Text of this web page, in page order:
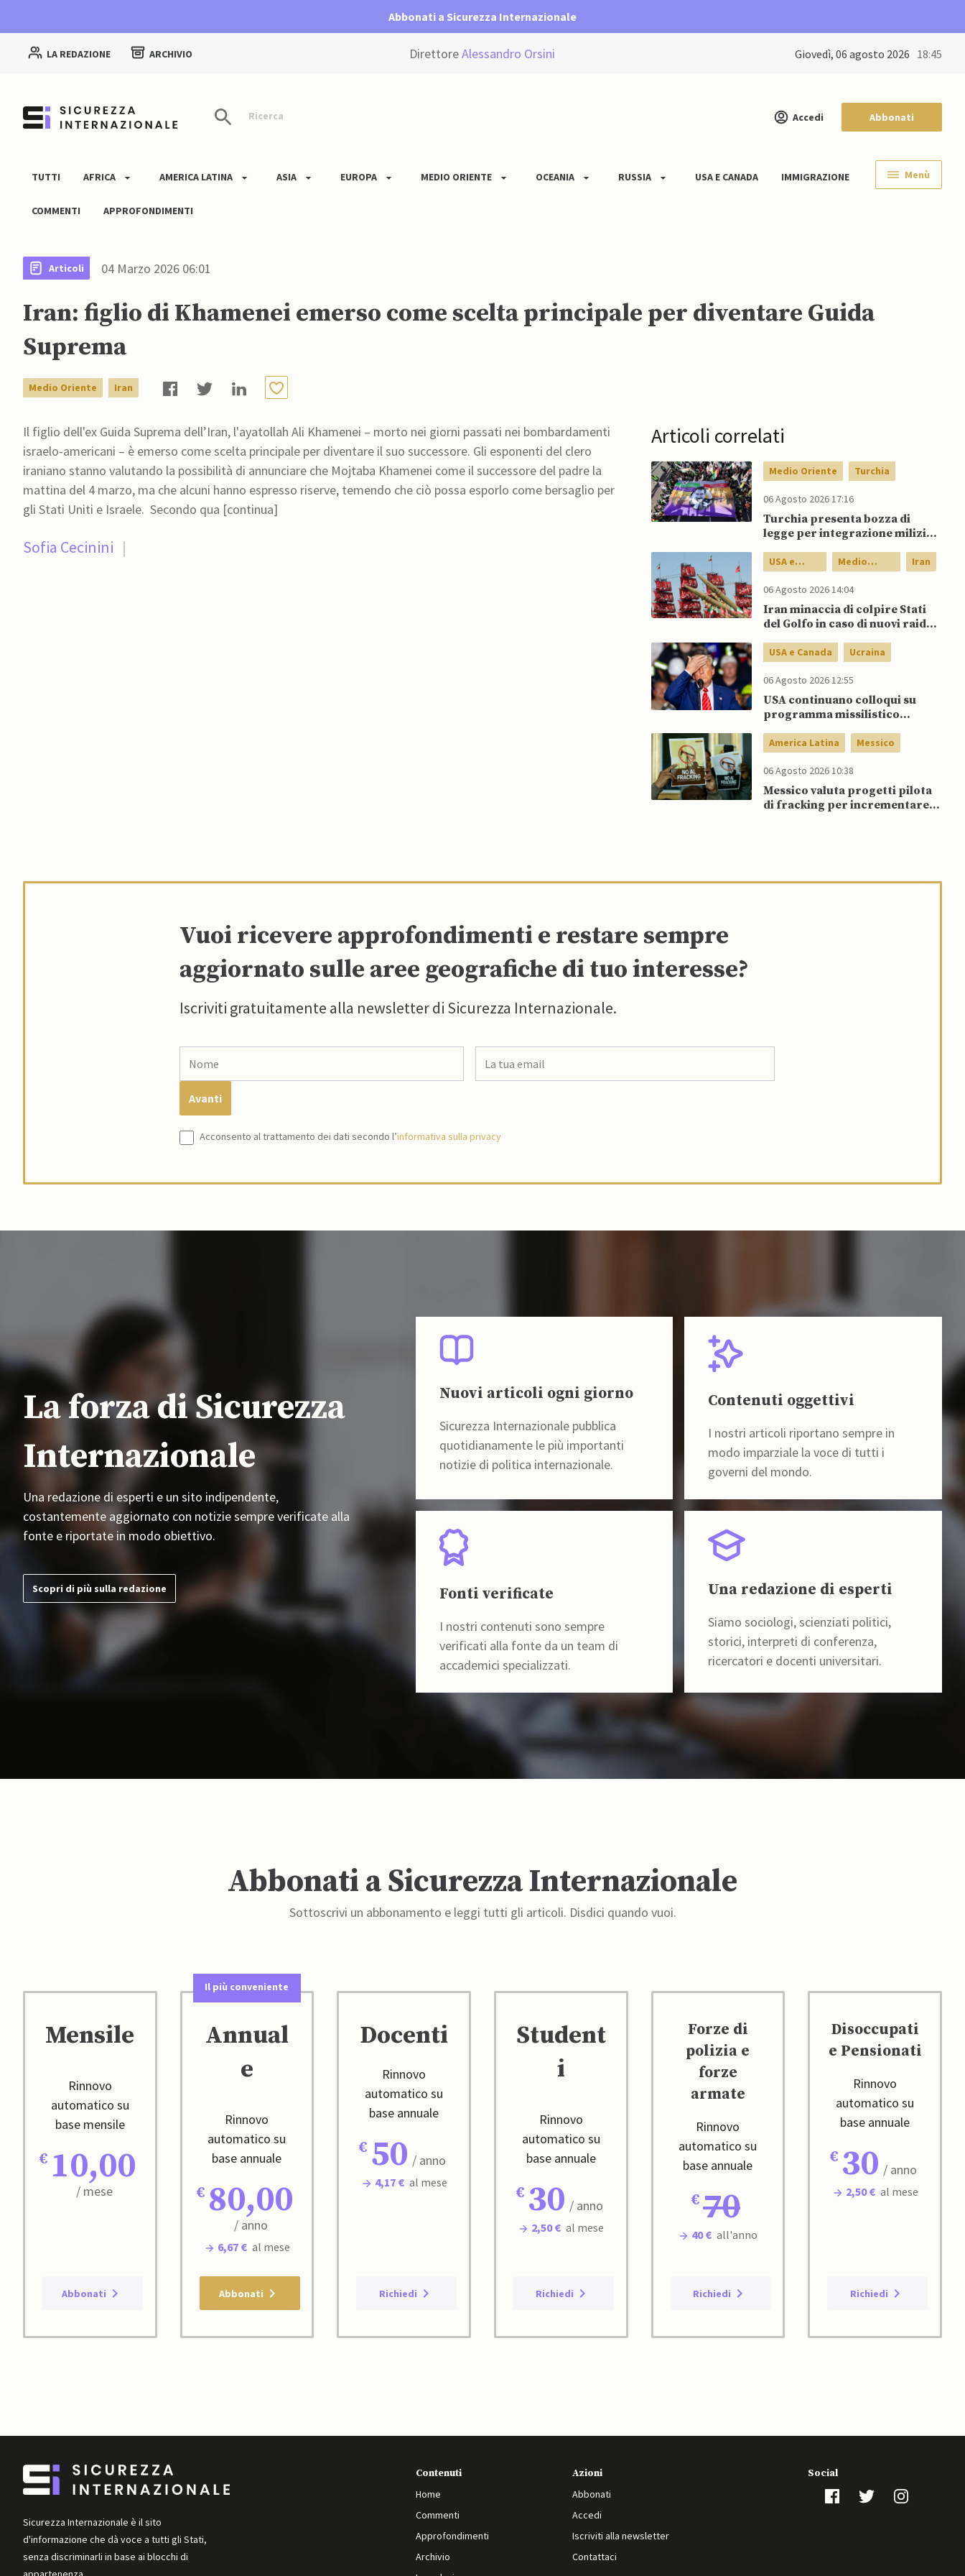
Abbonati a Sicurezza Internazionale
LA REDAZIONE ARCHIVIO DirettoreAlessandro Orsini giovedì, 06 agosto 2026 18:45
Ricerca Accedi Abbonati
TUTTI AFRICA AMERICA LATINA ASIA EUROPA MEDIO ORIENTE OCEANIA RUSSIA USA E CANADA IMMIGRAZIONE
COMMENTI APPROFONDIMENTI
Menù
Articoli 04 Marzo 2026 06:01
Iran: figlio di Khamenei emerso come scelta principale per diventare Guida
Suprema
Medio Oriente Iran
Il figlio dell'ex Guida Suprema dell’Iran, l'ayatollah Ali Khamenei – morto nei giorni passati nei bombardamenti
israelo-americani – è emerso come scelta principale per diventare il suo successore. Gli esponenti del clero
iraniano stanno valutando la possibilità di annunciare che Mojtaba Khamenei come il successore del padre la
mattina del 4 marzo, ma che alcuni hanno espresso riserve, temendo che ciò possa esporlo come bersaglio per
gli Stati Uniti e Israele. Secondo qua [continua]
Sofia Cecinini |
Articoli correlati
Medio Oriente Turchia
06 Agosto 2026 17:16
Turchia presenta bozza di
legge per integrazione milizie
USA e
Canada
Medio
Oriente
Iran
06 Agosto 2026 14:04
Iran minaccia di colpire Stati
del Golfo in caso di nuovi raid
USA e Canada Ucraina
06 Agosto 2026 12:55
USA continuano colloqui su
programma missilistico
dubbi di Trump, affermano
America Latina Messico
06 Agosto 2026 10:38
Messico valuta progetti pilota
di fracking per incrementare
Vuoi ricevere approfondimenti e restare sempre
aggiornato sulle aree geografiche di tuo interesse?
Iscriviti gratuitamente alla newsletter di Sicurezza Internazionale.
Acconsento al trattamento dei dati secondo l’informativa sulla privacy
La forza di Sicurezza
Internazionale
Una redazione di esperti e un sito indipendente,
costantemente aggiornato con notizie sempre verificate alla
fonte e riportate in modo obiettivo.
Scopri di più sulla redazione
Nuovi articoli ogni giorno
Sicurezza Internazionale pubblica
quotidianamente le più importanti
notizie di politica internazionale.
Contenuti oggettivi
I nostri articoli riportano sempre in
modo imparziale la voce di tutti i
governi del mondo.
Fonti verificate
I nostri contenuti sono sempre
verificati alla fonte da un team di
accademici specializzati.
Una redazione di esperti
Siamo sociologi, scienziati politici,
storici, interpreti di conferenza,
ricercatori e docenti universitari.
Abbonati a Sicurezza Internazionale
Sottoscrivi un abbonamento e leggi tutti gli articoli. Disdici quando vuoi.
Mensile
Rinnovo
automatico su
base mensile
10,00
/ mese
Abbonati
Il più conveniente
Annual
e
Rinnovo
automatico su
base annuale
80,00
/ anno
6,67 € al mese
Abbonati
Docenti
Rinnovo
automatico su
base annuale
50 / anno
4,17 € al mese
Richiedi
Student
i
Rinnovo
automatico su
base annuale
30 / anno
2,50 € al mese
Richiedi
Forze di
polizia e
forze
armate
Rinnovo
automatico su
base annuale
70
40 € all'anno
Richiedi
Disoccupati
e Pensionati
Rinnovo
automatico su
base annuale
30 / anno
2,50 € al mese
Richiedi
Sicurezza Internazionale è il sito
d'informazione che dà voce a tutti gli Stati,
senza discriminarli in base ai blocchi di
Contenuti
Home
Commenti
Approfondimenti
Archivio
Azioni
Abbonati
Accedi
Iscriviti alla newsletter
Contattaci
Social